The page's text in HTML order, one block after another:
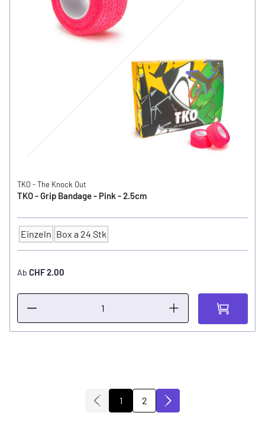
TKO - The Knock Out
TKO - Grip Bandage - Pink - 2.5cm
Anzahl
Einzeln Box a 24 Stk
Ab CHF 2.00
Sie lesen gerade die Seite
1
Seite
2